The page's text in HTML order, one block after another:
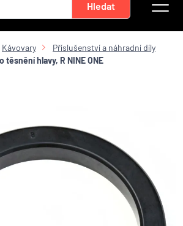
Kávovary
Příslušenství a náhradní díly
těsnění hlavy, R NINE ONE